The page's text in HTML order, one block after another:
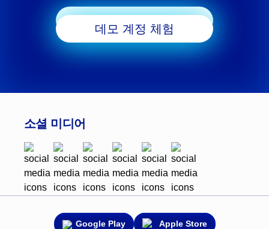
데모 계정 체험
소셜 미디어
Google Play Apple Store